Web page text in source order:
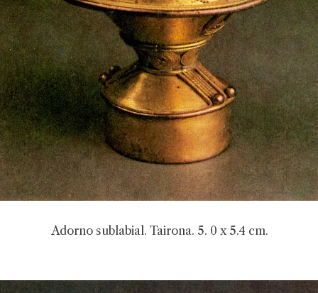
Adorno sublabial. Tairona. 5. 0 x 5.4 cm.